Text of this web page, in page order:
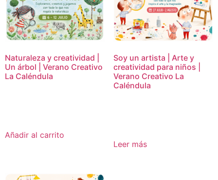
Naturaleza y creatividad |
Un árbol | Verano Creativo
La Caléndula
Añadir al carrito
Soy un artista | Arte y
creatividad para niños |
Verano Creativo La
Caléndula
Leer más